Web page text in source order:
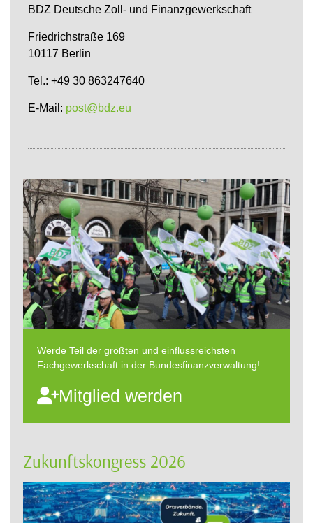
BDZ Deutsche Zoll- und Finanzgewerkschaft
Friedrichstraße 169
10117 Berlin
Tel.: +49 30 863247640
E-Mail: post@bdz.eu
Werde Teil der größten und einflussreichsten
Fachgewerkschaft in der Bundesfinanzverwaltung!
Mitglied werden
Zukunftskongress 2026